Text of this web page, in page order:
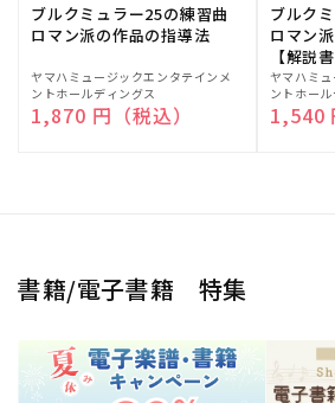
ブルクミュラー25の練習曲
ロマン派の作品の指導法
販
売
元:
ヤマハミュージックエンタテインメ
ントホールディングス
通常価格
1,870 円（税込）
ブルク
ロマン
【解説書
販
売
元:
ヤマハミ
ントホー
通常価
1,540
書籍/電子書籍 特集